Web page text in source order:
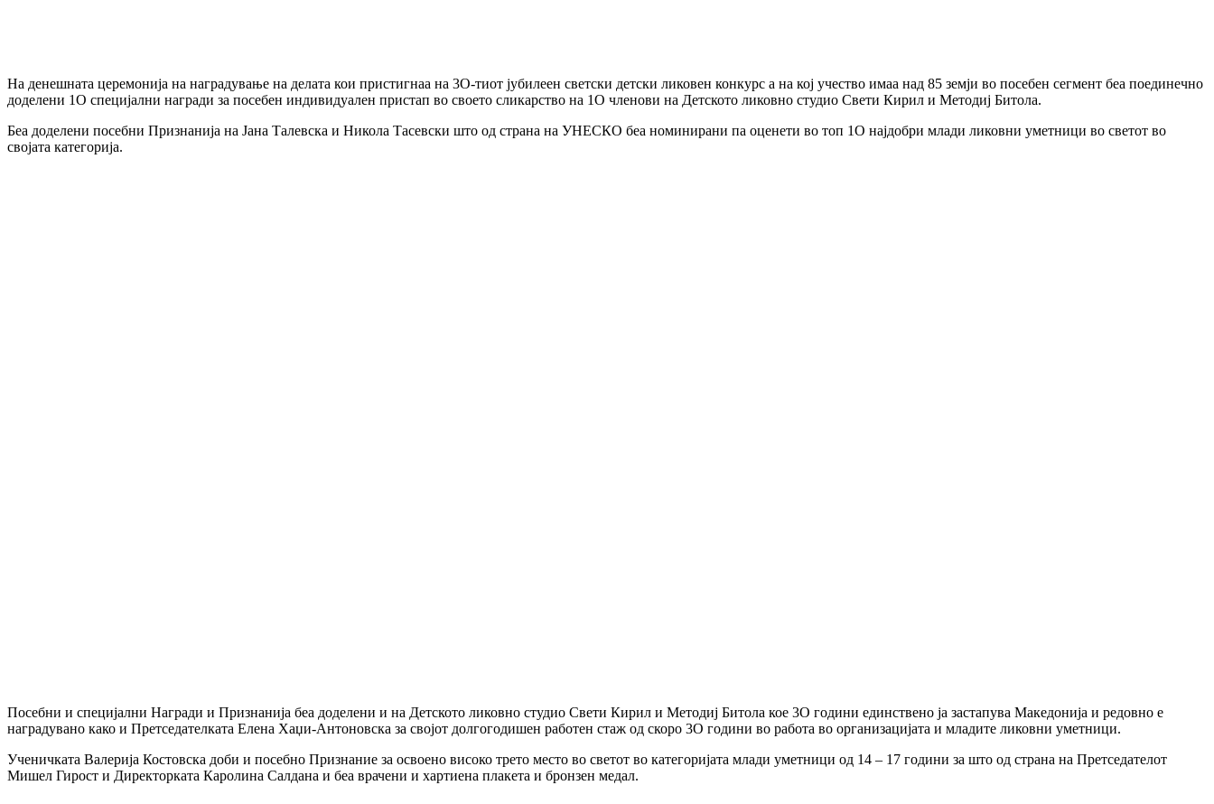
На денешната церемонија на наградување на делата кои пристигнаа на 3О-тиот јубилеен светски детски ликовен конкурс а на кој учество имаа над 85 земји во посебен сегмент беа поединечно
доделени 1О специјални награди за посебен индивидуален пристап во своето сликарство на 1О членови на Детското ликовно студио Свети Кирил и Методиј Битола.
Беа доделени посебни Признанија на Јана Талевска и Никола Тасевски што од страна на УНЕСКО беа номинирани па оценети во топ 1О најдобри млади ликовни уметници во светот во
својата категорија.
Посебни и специјални Награди и Признанија беа доделени и на Детското ликовно студио Свети Кирил и Методиј Битола кое 3О години единствено ја застапува Македонија и редовно е
наградувано како и Претседателката Елена Хаџи-Антоновска за својот долгогодишен работен стаж од скоро 3О години во работа во организацијата и младите ликовни уметници.
Ученичката Валерија Костовска доби и посебно Признание за освоено високо трето место во светот во категоријата млади уметници од 14 – 17 години за што од страна на Претседателот
Мишел Гирост и Директорката Каролина Салдана и беа врачени и хартиена плакета и бронзен медал.